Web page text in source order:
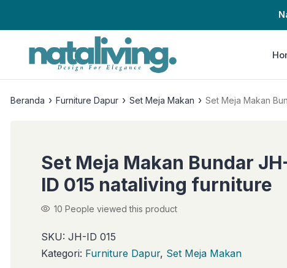
Beranda › Furniture Dapur › Set Meja Makan › Set Meja Makan
Set Meja Makan Bundar
ID 015 nataliving furniture
10 People viewed this product
SKU: JH-ID 015
Kategori: Furniture Dapur, Set Meja Makan